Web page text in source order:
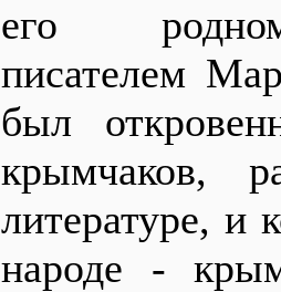
его
писателем
был
крымчаков,
литературе, и
народе -